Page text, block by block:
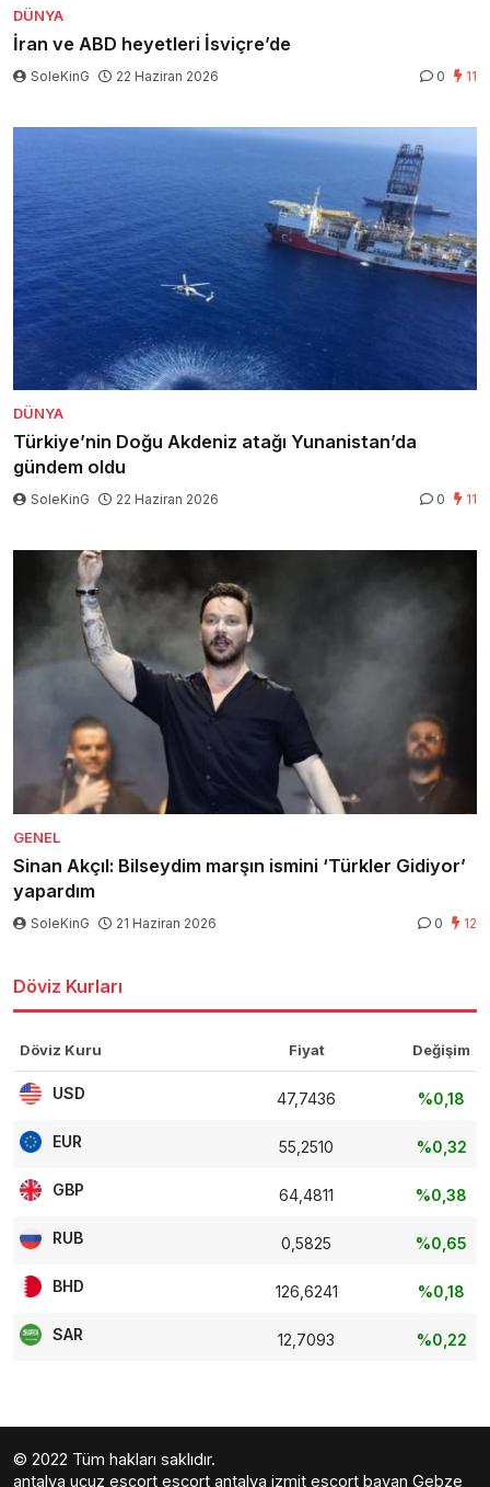
DÜNYA
İran ve ABD heyetleri İsviçre’de
SoleKinG 22 Haziran 2026 0 11
DÜNYA
Türkiye’nin Doğu Akdeniz atağı Yunanistan’da
gündem oldu
SoleKinG 22 Haziran 2026 0 11
GENEL
Sinan Akçıl: Bilseydim marşın ismini ‘Türkler Gidiyor’
yapardım
SoleKinG 21 Haziran 2026 0 12
Döviz Kurları
Döviz Kuru Fiyat Değişim
USD 47,7436 %0,18
EUR 55,2510 %0,32
GBP 64,4811 %0,38
RUB 0,5825 %0,65
BHD 126,6241 %0,18
SAR 12,7093 %0,22
© 2022 Tüm hakları saklıdır.
antalya ucuz escort escort antalya izmit escort bayan Gebze